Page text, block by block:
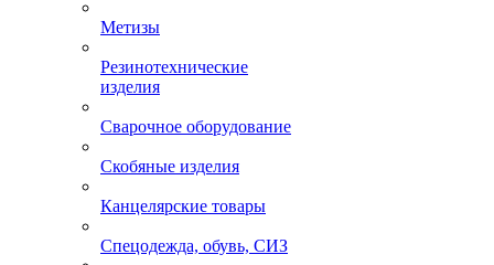
Метизы
Резинотехнические
изделия
Сварочное оборудование
Скобяные изделия
Канцелярские товары
Спецодежда, обувь, СИЗ